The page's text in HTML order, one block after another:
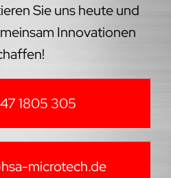
Sie uns heute und
Innovationen
1805 305
microtech.de